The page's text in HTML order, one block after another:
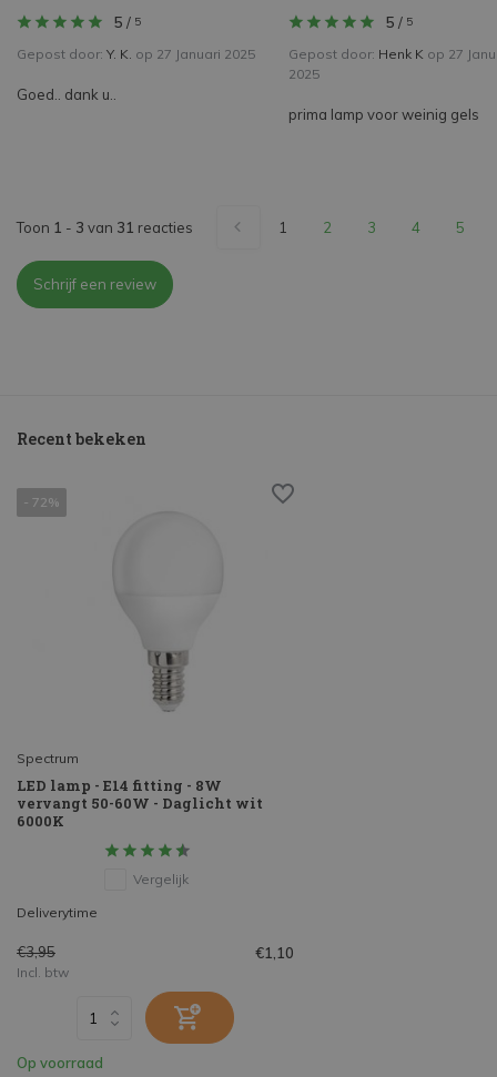
5 / 5
Gepost door: Y. K. op 27 Januari 2025
Goed.. dank u..
5 / 5
Gepost door: Henk K op 27
2025
prima lamp voor weinig gels
Toon 1 - 3 van 31 reacties 1 2 3 4 5
Schrijf een review
Recent bekeken
- 72%
Spectrum
LED lamp - E14 fitting - 8W
vervangt 50-60W - Daglicht wit
6000K
Vergelijk
Deliverytime
€3,95 €1,10
Incl. btw
Op voorraad